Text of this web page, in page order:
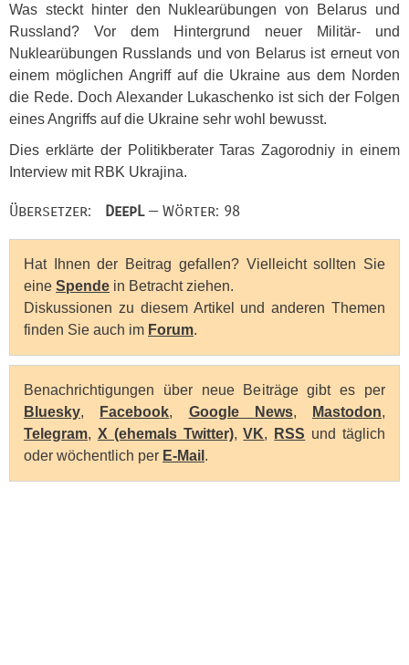
Was steckt hinter den Nuklearübungen von Belarus und
Russland? Vor dem Hintergrund neuer Militär- und
Nuklearübungen Russlands und von Belarus ist erneut von
einem möglichen Angriff auf die Ukraine aus dem Norden
die Rede. Doch Alexander Lukaschenko ist sich der Folgen
eines Angriffs auf die Ukraine sehr wohl bewusst.
Dies erklärte der Politikberater Taras Zagorodniy in einem
Interview mit RBK Ukrajina.
Übersetzer: DeepL— Wörter: 98
Hat Ihnen der Beitrag gefallen? Vielleicht sollten Sie
eine Spende in Betracht ziehen.
Diskussionen zu diesem Artikel und anderen Themen
finden Sie auch im Forum.
Benachrichtigungen über neue Beiträge gibt es per
Bluesky, Facebook, Google News, Mastodon,
Telegram, X (ehemals Twitter),VK, RSS und täglich
oder wöchentlich per E-Mail .